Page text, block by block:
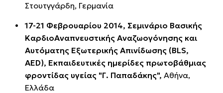
Στουτγγάρδη, Γερμανία
17-21 Φεβρουαρίου 2014, Σεμινάριο Βασικής
ΚαρδιοΑναπνευστικής Αναζωογόνησης και
Αυτόματης Εξωτερικής Απινίδωσης (BLS,
AED), Εκπαιδευτικές ημερίδες πρωτοβάθμιας
φροντίδας υγείας "Γ. Παπαδάκης", Αθήνα,
Ελλάδα